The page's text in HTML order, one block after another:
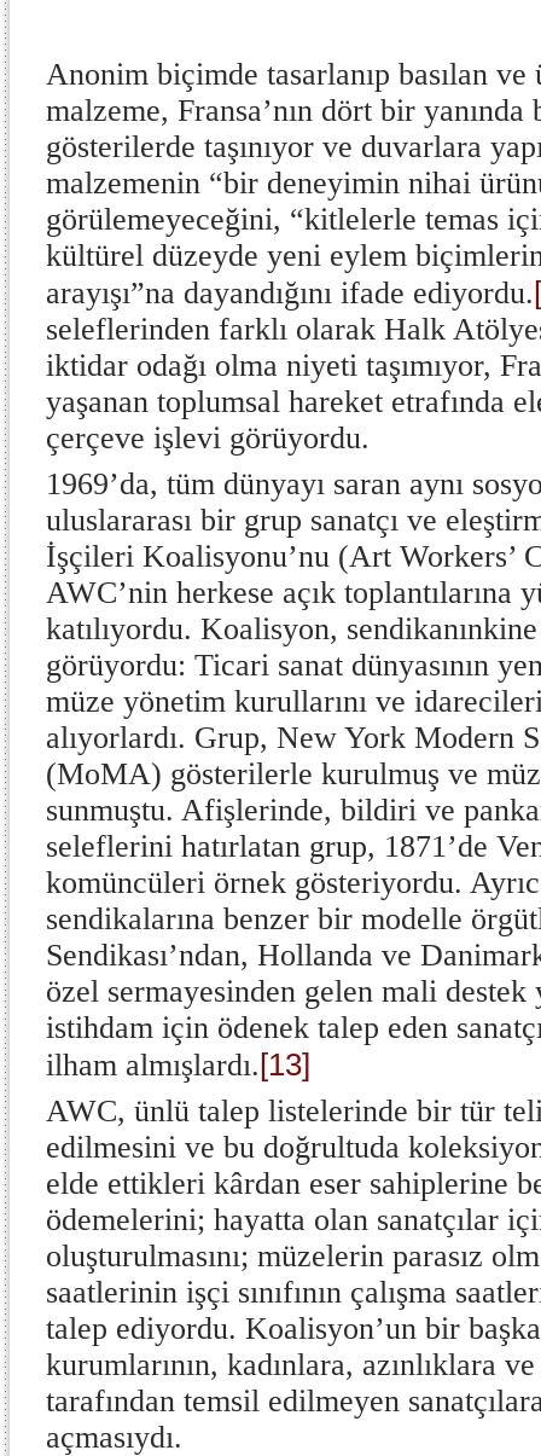
Anonim biçimde tasarlanıp basılan ve
malzeme, Fransa’nın dört bir yanında
gösterilerde taşınıyor ve duvarlara
malzemenin “bir deneyimin nihai
görülemeyeceğini, “kitlelerle temas
kültürel düzeyde yeni eylem
arayışı”na dayandığını ifade ediyordu.
seleflerinden farklı olarak Halk
iktidar odağı olma niyeti taşımıyor,
yaşanan toplumsal hareket etrafında
çerçeve işlevi görüyordu.
1969’da, tüm dünyayı saran aynı
uluslararası bir grup sanatçı ve
İşçileri Koalisyonu’nu (Art Workers’
AWC’nin herkese açık toplantılarına
katılıyordu. Koalisyon,
görüyordu: Ticari sanat dünyasının
müze yönetim kurullarını ve
alıyorlardı. Grup, New York Modern
(MoMA) gösterilerle kurulmuş ve
sunmuştu. Afişlerinde, bildiri ve
seleflerini hatırlatan grup, 1871’de
komüncüleri örnek gösteriyordu.
sendikalarına benzer bir modelle
Sendikası’ndan, Hollanda ve
özel sermayesinden gelen mali destek
istihdam için ödenek talep eden
ilham almışlardı.[13]
AWC, ünlü talep listelerinde bir tür
edilmesini ve bu doğrultuda
elde ettikleri kârdan eser sahiplerine
ödemelerini; hayatta olan sanatçılar
oluşturulmasını; müzelerin parasız
saatlerinin işçi sınıfının çalışma
talep ediyordu. Koalisyon’un bir
kurumlarının, kadınlara, azınlıklara
tarafından temsil edilmeyen
açmasıydı.